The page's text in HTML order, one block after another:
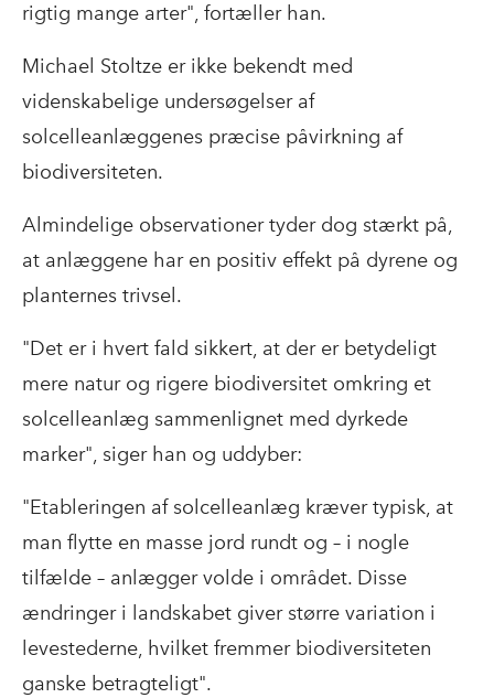
rigtig mange arter", fortæller han.
Michael Stoltze er ikke bekendt med
videnskabelige undersøgelser af
solcelleanlæggenes præcise påvirkning af
biodiversiteten.
Almindelige observationer tyder dog stærkt på,
at anlæggene har en positiv effekt på dyrene og
planternes trivsel.
"Det er i hvert fald sikkert, at der er betydeligt
mere natur og rigere biodiversitet omkring et
solcelleanlæg sammenlignet med dyrkede
marker", siger han og uddyber:
"Etableringen af solcelleanlæg kræver typisk, at
man flytte en masse jord rundt og – i nogle
tilfælde – anlægger volde i området. Disse
ændringer i landskabet giver større variation i
levestederne, hvilket fremmer biodiversiteten
ganske betragteligt".